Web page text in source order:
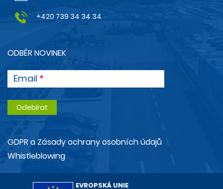
+420 739 34 34 34
ODBĚR NOVINEK
Email
GDPR a Zásady ochrany osobních údajů
Whistleblowing
EVROPSKÁ UNIE